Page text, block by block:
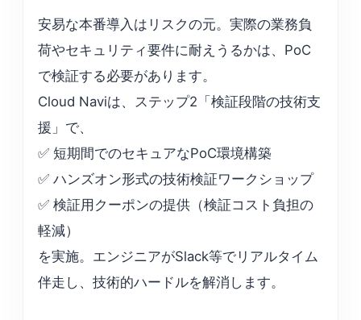
安易な本番導入はリスクの元。実際の業務負
荷やセキュリティ要件に耐えうるかは、PoC
で検証する必要があります。
Cloud Naviは、ステップ2「検証段階の技術支
援」で、
✅ 短期間でのセキュアなPoC環境構築
✅ ハンズオン形式の技術検証ワークショップ
✅ 検証用クーポンの提供（検証コスト負担の
軽減）
を実施。エンジニアがSlack等でリアルタイム
伴走し、技術的ハードルを解消します。